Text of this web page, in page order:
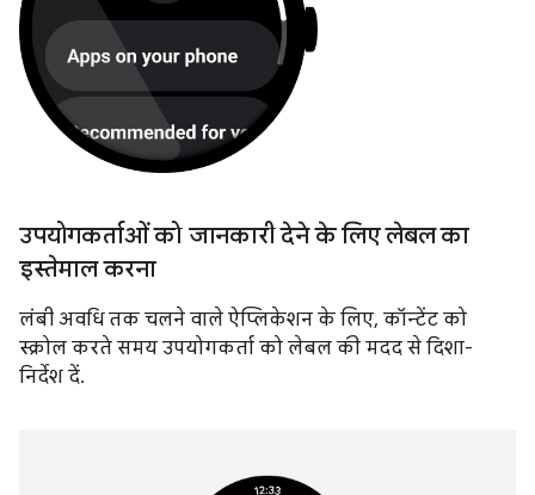
उपयोगकर्ताओं को जानकारी देने के लिए लेबल का
इस्तेमाल करना
लंबी अवधि तक चलने वाले ऐप्लिकेशन के लिए, कॉन्टेंट को
स्क्रोल करते समय उपयोगकर्ता को लेबल की मदद से दिशा-
निर्देश दें.